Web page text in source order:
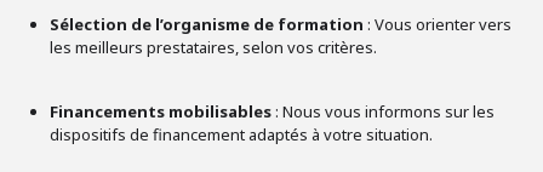
Sélection de l’organisme de formation : Vous orienter vers
les meilleurs prestataires, selon vos critères.
Financements mobilisables: Nous vous informons sur les
dispositifs de financement adaptés à votre situation.